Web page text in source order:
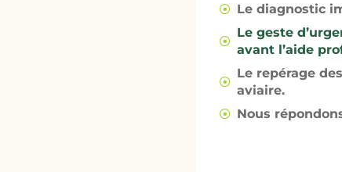
Le diagnostic
Le geste
avant l’aide
Le repérage
aviaire.
Nous